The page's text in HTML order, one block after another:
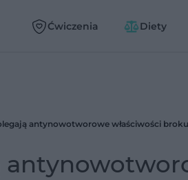
Ćwiczenia Diety
antynowotworowe właściwości